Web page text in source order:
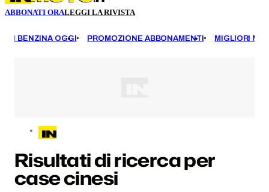
ABBONATI ORALEGGI LA RIVISTA
BENZINA OGGI PROMOZIONE ABBONAMENTI MIGLIORI
Risultati di ricerca per
case cinesi